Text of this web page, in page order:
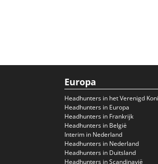
Europa
Headhunters in het Verenigd
Headhunters in Europa
Headhunters in Frankrijk
Headhunters in België
Interim in Nederland
Headhunters in Nederland
Headhunters in Duitsland
Headhunters in Scandinavië